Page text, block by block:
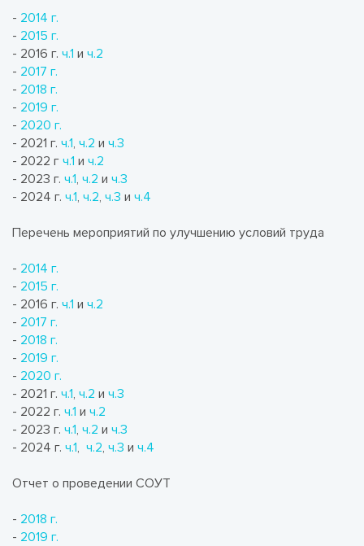
- 2014 г.
- 2015 г.
- 2016 г. ч.1 и ч.2
- 2017 г.
- 2018 г.
- 2019 г.
- 2020 г.
- 2021 г. ч.1, ч.2 и ч.3
- 2022 г ч.1 и ч.2
- 2023 г. ч.1, ч.2 и ч.3
- 2024 г. ч.1, ч.2, ч.3 и ч.4
Перечень мероприятий по улучшению условий труда
- 2014 г.
- 2015 г.
- 2016 г. ч.1 и ч.2
- 2017 г.
- 2018 г.
- 2019 г.
- 2020 г.
- 2021 г. ч.1, ч.2 и ч.3
- 2022 г. ч.1 и ч.2
- 2023 г. ч.1, ч.2 и ч.3
- 2024 г. ч.1, ч.2, ч.3 и ч.4
Отчет о проведении СОУТ
- 2018 г.
- 2019 г.